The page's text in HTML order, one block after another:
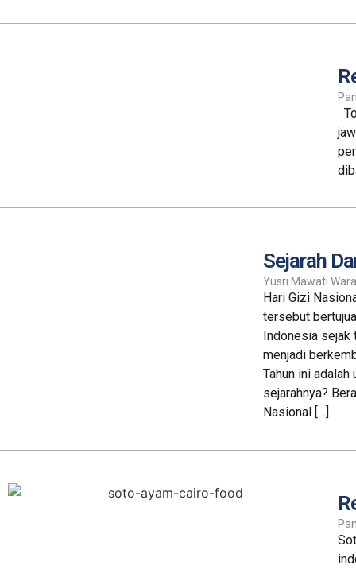
Sejarah
Yusri Mawati
Hari Gizi
tersebut
Indonesia
menjadi
Tahun ini
sejarahnya?
Nasional […]